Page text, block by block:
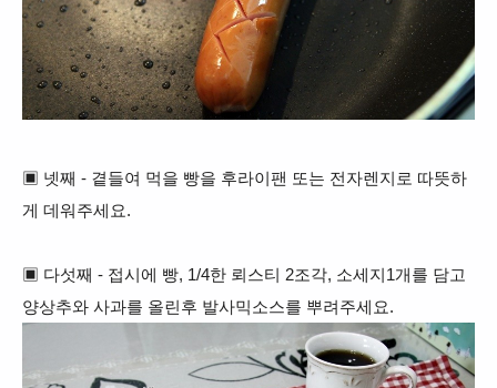
▣ 넷째 - 곁들여 먹을 빵을 후라이팬 또는 전자렌지로 따뜻하
게 데워주세요.
▣ 다섯째 - 접시에 빵, 1/4한 뢰스티 2조각, 소세지1개를 담고
양상추와 사과를 올린후 발사믹소스를 뿌려주세요.